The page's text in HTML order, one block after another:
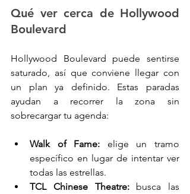
Qué ver cerca de Hollywood
Boulevard
Hollywood Boulevard puede sentirse
saturado, así que conviene llegar con
un plan ya definido. Estas paradas
ayudan a recorrer la zona sin
sobrecargar tu agenda:
Walk of Fame: elige un tramo
específico en lugar de intentar ver
todas las estrellas.
TCL Chinese Theatre: busca las